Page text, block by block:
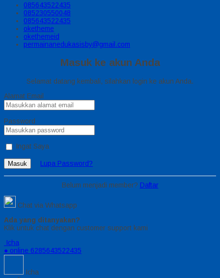
085643522435
085230550048
085643522435
oketheme
okethemeid
permainanedukasisby@gmail.com
Masuk ke akun Anda
Selamat datang kembali, silahkan login ke akun Anda.
Alamat Email
Password
Ingat Saya
Masuk Lupa Password?
Belum menjadi member? Daftar
Chat via Whatsapp
Ada yang ditanyakan?
Klik untuk chat dengan customer support kami
Icha
● online 6285643522435
Icha